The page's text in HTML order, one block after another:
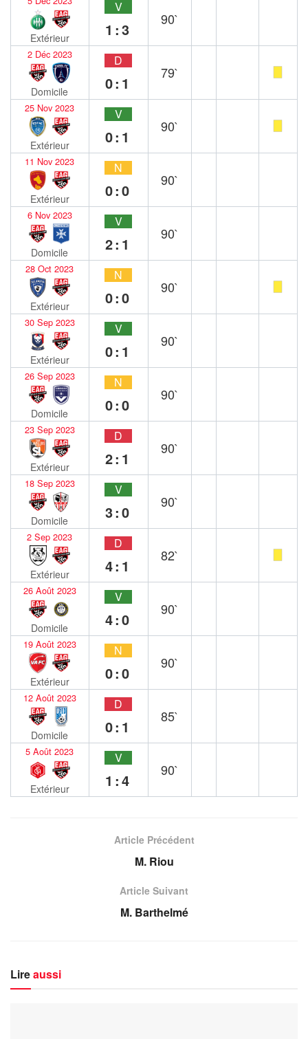
Extérieur
V
1:3
90`
2 Déc 2023
Domicile
D
0:1
79`
25 Nov 2023
Extérieur
V
0:1
90`
11 Nov 2023
Extérieur
N
0:0
90`
6 Nov 2023
Domicile
V
2:1
90`
28 Oct 2023
Extérieur
N
0:0
90`
30 Sep 2023
Extérieur
V
0:1
90`
26 Sep 2023
Domicile
N
0:0
90`
23 Sep 2023
Extérieur
D
2:1
90`
18 Sep 2023
Domicile
V
3:0
90`
2 Sep 2023
Extérieur
D
4:1
82`
26 Août 2023
Domicile
V
4:0
90`
19 Août 2023
Extérieur
N
0:0
90`
12 Août 2023
Domicile
D
0:1
85`
5 Août 2023
Extérieur
V
1:4
90`
Article Précédent
M. Riou
Article Suivant
M. Barthelmé
Lireaussi